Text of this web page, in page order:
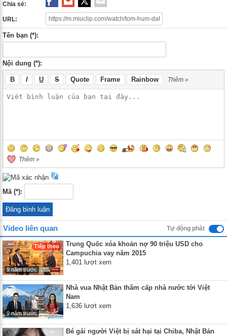
Chia sẻ:
URL:
Tên bạn (*):
Nội dung (*):
B I U S Quote Frame Rainbow Thêm »
Thêm »
Mã (*):
Video liên quan Tự động phát
Tiếp theo
9 năm trước
Trung Quốc xóa khoản nợ 90 triệu USD cho
Campuchia vay năm 2015
1,401 lượt xem
9 năm trước
Nhà vua Nhật Bản thăm cấp nhà nước tới Việt
Nam
1,636 lượt xem
Bé gái người Việt bị sát hại tại Chiba, Nhật Bản